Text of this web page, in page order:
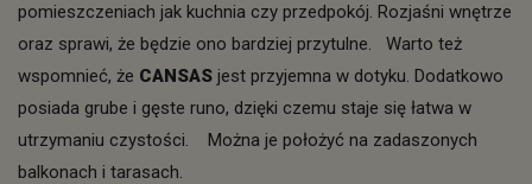
pomieszczeniach jak kuchnia czy przedpokój. Rozjaśni wnętrze
oraz sprawi, że będzie ono bardziej przytulne. Warto też
wspomnieć, że CANSAS jest przyjemna w dotyku. Dodatkowo
posiada grube i gęste runo, dzięki czemu staje się łatwa w
utrzymaniu czystości. Można je położyć na zadaszonych
balkonach i tarasach.